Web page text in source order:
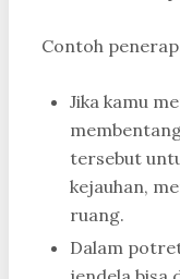
Contoh
Jika kamu
tersebut
kejauhan,
ruang.
Dalam